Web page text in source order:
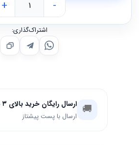
-
+
اشتراک‌گذاری:
🚚 ارسال رایگان خرید بالای ۳ میلیون تومان
ارسال با پست پیشتاز